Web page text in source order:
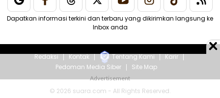
Dapatkan informasi terkini dan terbaru yang dikirimkan langsung ke
Inbox anda
Redaksi Kontak Tentang Kami
Karir
Pedoman Media Siber
Site Map
© 2026 suara.com - All Rights Reserved.